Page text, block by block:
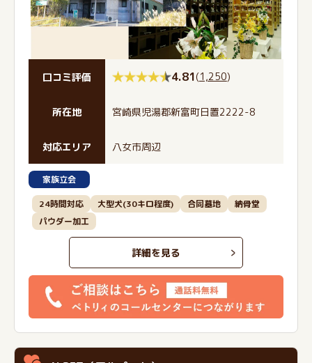
口コミ評価 4.81(1,250)
所在地 宮崎県児湯郡新富町日置2222-8
対応エリア 八女市周辺
家族立会
24時間対応 大型犬(30キロ程度) 合同墓地
納骨堂
パウダー加工
詳細を見る